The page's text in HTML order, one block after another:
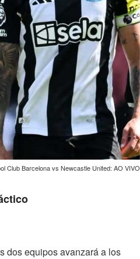
Club Barcelona vs Newcastle United: AO VIVO
dos equipos avanzará a los